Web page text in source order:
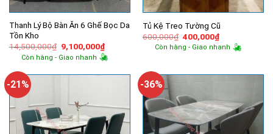
Thanh Lý Bộ Bàn Ăn 6 Ghế Bọc Da
Tồn Kho
14,500,000₫ Giá
gốc
là:
9,100,000₫Giá
hiện
tại
9,100,000₫.
Còn hàng - Giao nhanh
Tủ Kệ Treo Tường Cũ
600,000₫ Giá
gốc
là:
400,000₫Giá
hiện
tại
Còn hàng - Giao nhanh
-21% -36%